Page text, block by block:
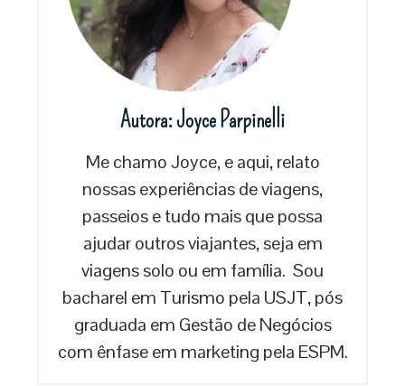
Autora: Joyce Parpinelli
Me chamo Joyce, e aqui, relato
nossas experiências de viagens,
passeios e tudo mais que possa
ajudar outros viajantes, seja em
viagens solo ou em família. Sou
bacharel em Turismo pela USJT, pós
graduada em Gestão de Negócios
com ênfase em marketing pela ESPM.